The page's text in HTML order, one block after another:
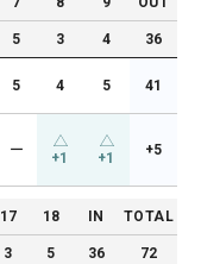
5 3 4 36
5 4 5 41
ー +1 +1 +5
17 18 IN TOTAL
3 5 36 72